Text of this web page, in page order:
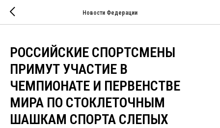
Новости Федерации
РОССИЙСКИЕ СПОРТСМЕНЫ
ПРИМУТ УЧАСТИЕ В
ЧЕМПИОНАТЕ И ПЕРВЕНСТВЕ
МИРА ПО СТОКЛЕТОЧНЫМ
ШАШКАМ СПОРТА СЛЕПЫХ